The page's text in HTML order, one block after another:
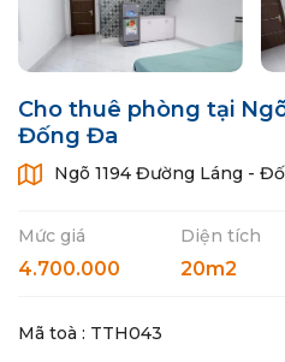
Cho thuê phòng tại
Đống Đa
Ngõ 1194 Đường Láng -
Mức giá
4.700.000
Diện tích
20m2
Mã toà : TTH043